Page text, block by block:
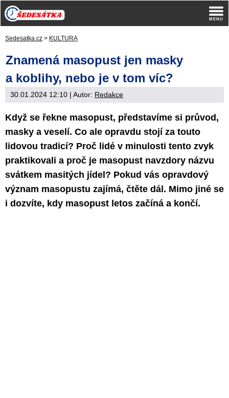
Sedesatka.cz > KULTURA
Znamená masopust jen masky
a koblihy, nebo je v tom víc?
30.01.2024 12:10 | Autor: Redakce
Když se řekne masopust, představíme si průvod,
masky a veselí. Co ale opravdu stojí za touto
lidovou tradicí? Proč lidé v minulosti tento zvyk
praktikovali a proč je masopust navzdory názvu
svátkem masitých jídel? Pokud vás opravdový
význam masopustu zajímá, čtěte dál. Mimo jiné se
i dozvíte, kdy masopust letos začíná a končí.